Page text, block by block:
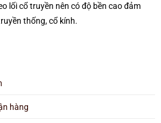
lối cổ truyền nên có độ bền cao đảm
thống, cổ kính.
hàng